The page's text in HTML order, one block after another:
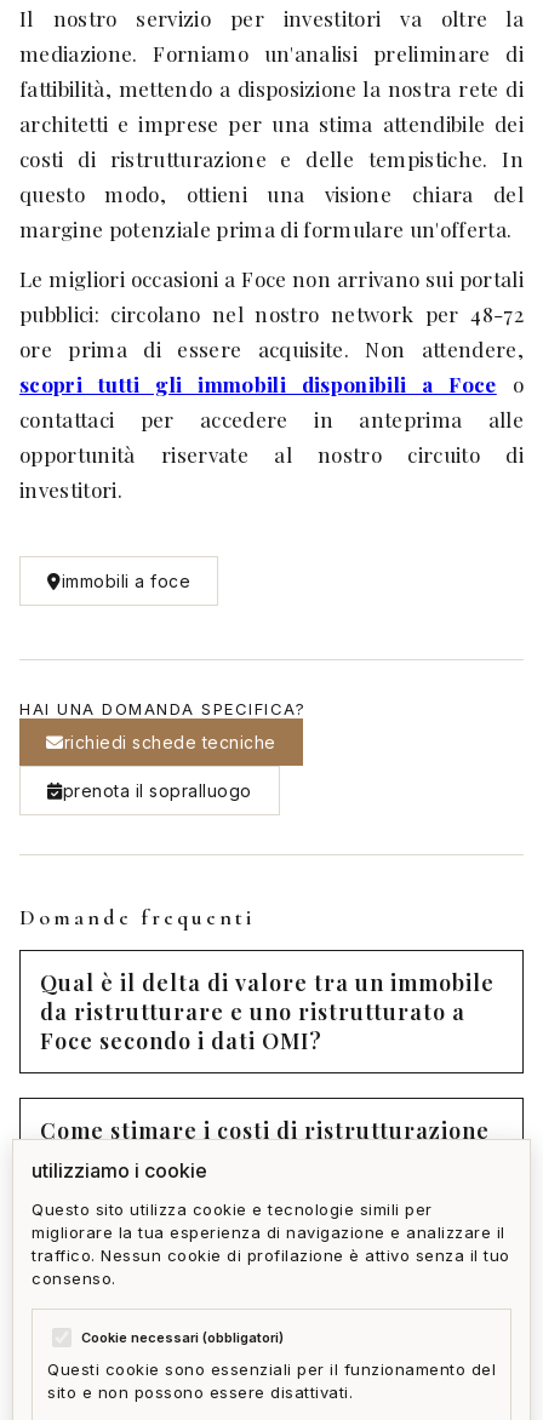
Il nostro servizio per investitori va oltre la
mediazione. Forniamo un'analisi preliminare di
fattibilità, mettendo a disposizione la nostra rete di
architetti e imprese per una stima attendibile dei
costi di ristrutturazione e delle tempistiche. In
questo modo, ottieni una visione chiara del
margine potenziale prima di formulare un'offerta.
Le migliori occasioni a Foce non arrivano sui portali
pubblici: circolano nel nostro network per 48-72
ore prima di essere acquisite. Non attendere,
scopri tutti gli immobili disponibili a Foce o
contattaci per accedere in anteprima alle
opportunità riservate al nostro circuito di
investitori.
immobili a foce
HAI UNA DOMANDA SPECIFICA?
richiedi schede tecniche
prenota il sopralluogo
Domande frequenti
Qual è il delta di valore tra un immobile
da ristrutturare e uno ristrutturato a
Foce secondo i dati OMI?
Come stimare i costi di ristrutturazione
prima di fare un'offerta?
Quali permessi edilizi servono per una
ristrutturazione integrale a Foce?
utilizziamo i cookie
Questo sito utilizza cookie e tecnologie simili per
migliorare la tua esperienza di navigazione e analizzare il
traffico. Nessun cookie di profilazione è attivo senza il tuo
consenso.
Cookie necessari (obbligatori)
Questi cookie sono essenziali per il funzionamento del
sito e non possono essere disattivati.